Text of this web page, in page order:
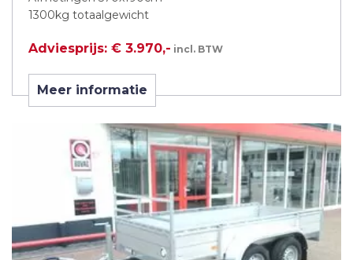
1300kg totaalgewicht
Adviesprijs: € 3.970,- incl. BTW
Meer informatie